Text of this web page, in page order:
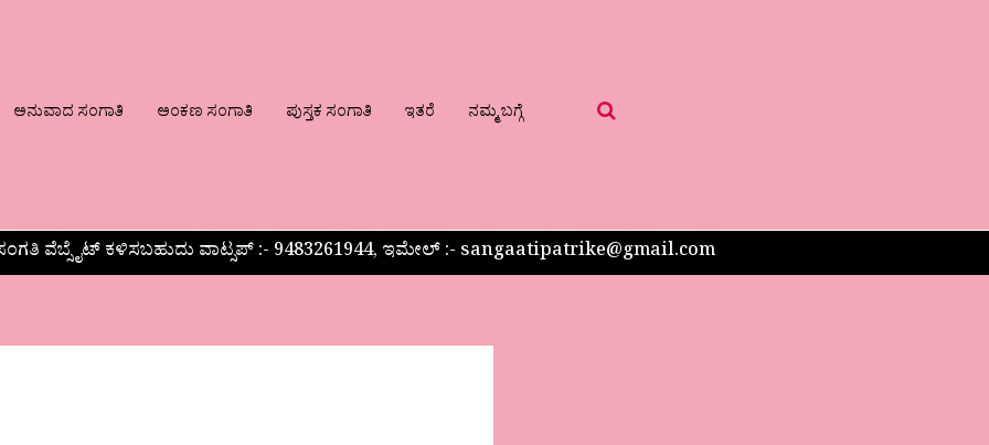
ಅನುವಾದ ಸಂಗಾತಿ ಅಂಕಣ ಸಂಗಾತಿ ಪುಸ್ತಕ ಸಂಗಾತಿ ಇತರೆ ನಮ್ಮ ಬಗ್ಗೆ
ವೆಬ್ಸೈಟ್ ಕಳಿಸಬಹುದು ವಾಟ್ಸಪ್‌ :- 9483261944, ಇಮೇಲ್ :- sangaatipatrike@gmail.com